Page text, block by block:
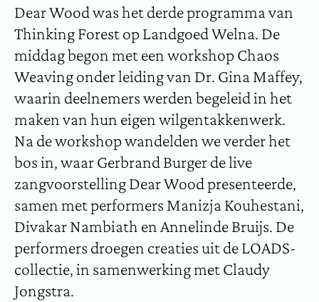
Dear Wood was het derde programma van
Thinking Forest op Landgoed Welna. De
middag begon met een workshop Chaos
Weaving onder leiding van Dr. Gina Maffey,
waarin deelnemers werden begeleid in het
maken van hun eigen wilgentakkenwerk.
Na de workshop wandelden we verder het
bos in, waar Gerbrand Burger de live
zangvoorstelling Dear Wood presenteerde,
samen met performers Manizja Kouhestani,
Divakar Nambiath en Annelinde Bruijs. De
performers droegen creaties uit de LOADS-
collectie, in samenwerking met Claudy
Jongstra.